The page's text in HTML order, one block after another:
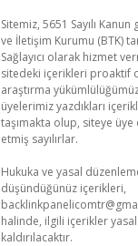
Sitemiz, 5651 Sayılı
ve İletişim Kurumu (BTK)
Sağlayıcı olarak hizmet
sitedeki içerikleri proaktif
araştırma
üyelerimiz yazdıkları
taşımakta olup, siteye
etmiş sayılırlar.
Hukuka ve yasal
düşündüğünüz içerikleri,
halinde, ilgili içerikler
kaldırılacaktır.